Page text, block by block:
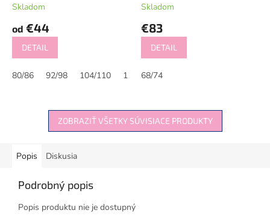
Skladom
od €44
DETAIL
80/86 92/98 104/110 116/122
Skladom
€83
DETAIL
68/74
ZOBRAZIŤ VŠETKY SÚVISIACE PRODUKTY
Popis Diskusia
Podrobný popis
Popis produktu nie je dostupný